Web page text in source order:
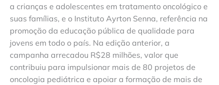
a crianças e adolescentes em tratamento oncológico e
suas famílias, e o Instituto Ayrton Senna, referência na
promoção da educação pública de qualidade para
jovens em todo o país. Na edição anterior, a
campanha arrecadou R$28 milhões, valor que
contribuiu para impulsionar mais de 80 projetos de
oncologia pediátrica e apoiar a formação de mais de